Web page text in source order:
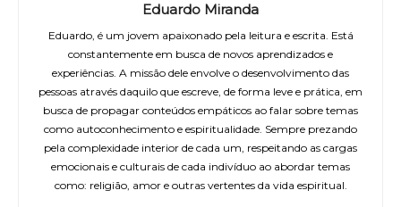
Eduardo Miranda
Eduardo, é um jovem apaixonado pela leitura e escrita. Está
constantemente em busca de novos aprendizados e
experiências. A missão dele envolve o desenvolvimento das
pessoas através daquilo que escreve, de forma leve e prática, em
busca de propagar conteúdos empáticos ao falar sobre temas
como autoconhecimento e espiritualidade. Sempre prezando
pela complexidade interior de cada um, respeitando as cargas
emocionais e culturais de cada indivíduo ao abordar temas
como: religião, amor e outras vertentes da vida espiritual.